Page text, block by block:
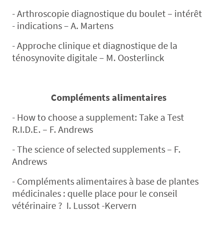
- Arthroscopie diagnostique du boulet – intérêt
- indications – A. Martens
- Approche clinique et diagnostique de la
ténosynovite digitale – M. Oosterlinck
Compléments alimentaires
- How to choose a supplement: Take a Test
R.I.D.E. – F. Andrews
- The science of selected supplements – F.
Andrews
- Compléments alimentaires à base de plantes
médicinales : quelle place pour le conseil
vétérinaire ? I. Lussot -Kervern